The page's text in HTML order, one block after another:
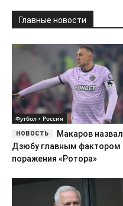
Главные новости
Футбол • Россия
Макаров назвал
Дзюбу главным фактором
поражения «Ротора»